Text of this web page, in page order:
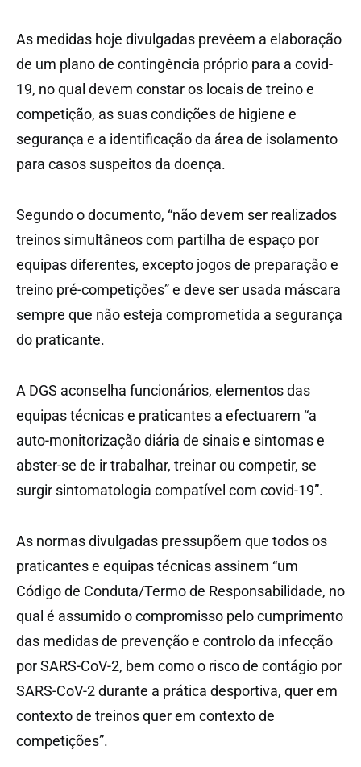
As medidas hoje divulgadas prevêem a elaboração
de um plano de contingência próprio para a covid-
19, no qual devem constar os locais de treino e
competição, as suas condições de higiene e
segurança e a identificação da área de isolamento
para casos suspeitos da doença.
Segundo o documento, “não devem ser realizados
treinos simultâneos com partilha de espaço por
equipas diferentes, excepto jogos de preparação e
treino pré-competições” e deve ser usada máscara
sempre que não esteja comprometida a segurança
do praticante.
A DGS aconselha funcionários, elementos das
equipas técnicas e praticantes a efectuarem “a
auto-monitorização diária de sinais e sintomas e
abster-se de ir trabalhar, treinar ou competir, se
surgir sintomatologia compatível com covid-19”.
As normas divulgadas pressupõem que todos os
praticantes e equipas técnicas assinem “um
Código de Conduta/Termo de Responsabilidade, no
qual é assumido o compromisso pelo cumprimento
das medidas de prevenção e controlo da infecção
por SARS-CoV-2, bem como o risco de contágio por
SARS-CoV-2 durante a prática desportiva, quer em
contexto de treinos quer em contexto de
competições”.